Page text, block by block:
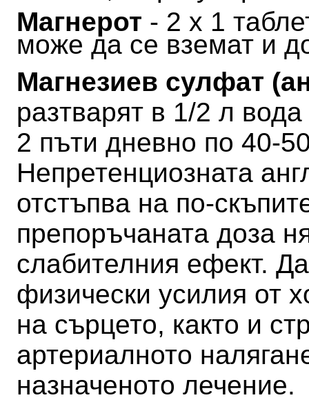
Магнерот - 2 х 1
може да се вземат и
Магнезиев сулфат
разтварят в 1/2 л
2 пъти дневно по 40-
Непретенциозната
отстъпва на по-
препоръчаната доза
слабителния ефект.
физически усилия от
на сърцето, както и
артериалното
назначеното лечение.